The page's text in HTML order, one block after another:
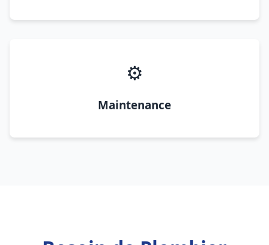
⚙️
Maintenance